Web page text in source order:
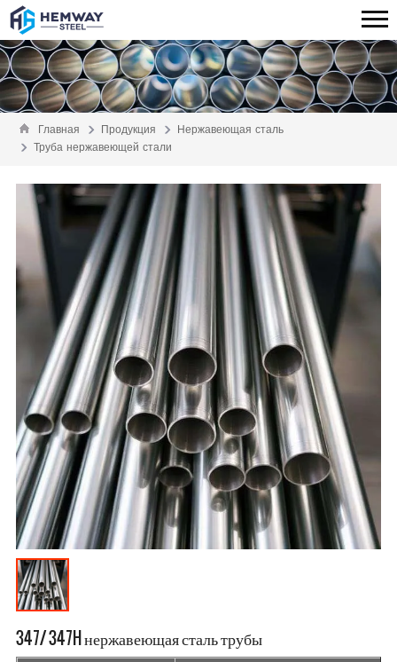
Главная Продукция
Нержавеющая сталь
Труба нержавеющей стали
347/ 347H нержавеющая сталь трубы